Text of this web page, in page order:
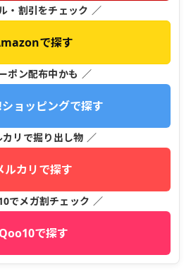
・割引をチェック ／
で探す
ポン配布中かも ／
ョッピングで探す
カリで掘り出し物 ／
ルカリで探す
でメガ割チェック ／
Qoo10で探す